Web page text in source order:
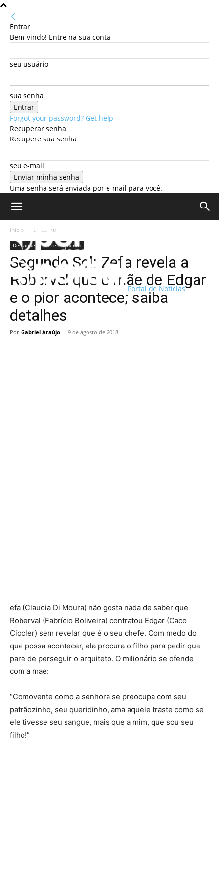
Entrar
Bem-vindo! Entre na sua conta
seu usuário
sua senha
Forgot your password? Get help
Recuperar senha
Recupere sua senha
seu e-mail
Uma senha será enviada por e-mail para você.
Portal de Notícias
Início Destaque
Destaque Entretenimento
Segundo Sol: Zefa revela a
Roberval que é mãe de Edgar
e o pior acontece; saiba
detalhes
Por Gabriel Araújo - 9 de agosto de 2018
efa (Claudia Di Moura) não gosta nada de saber que
Roberval (Fabrício Boliveira) contratou Edgar (Caco
Ciocler) sem revelar que é o seu chefe. Com medo do
que possa acontecer, ela procura o filho para pedir que
pare de perseguir o arquiteto. O milionário se ofende
com a mãe:
“Comovente como a senhora se preocupa com seu
patrãozinho, seu queridinho, ama aquele traste como se
ele tivesse seu sangue, mais que a mim, que sou seu
filho!”